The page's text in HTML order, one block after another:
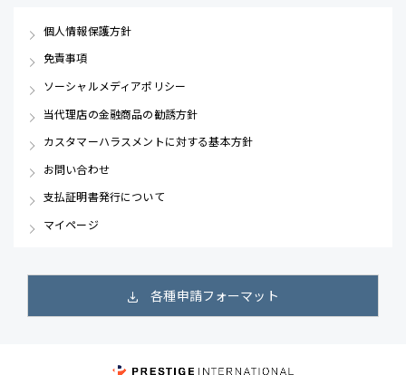
個人情報保護方針
免責事項
ソーシャルメディアポリシー
当代理店の金融商品の勧誘方針
カスタマーハラスメントに対する基本方針
お問い合わせ
支払証明書発行について
マイページ
各種申請フォーマット